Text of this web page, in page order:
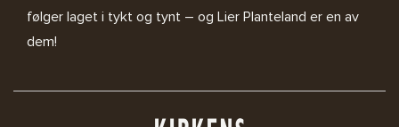
følger laget i tykt og tynt – og Lier Planteland er en av
dem!